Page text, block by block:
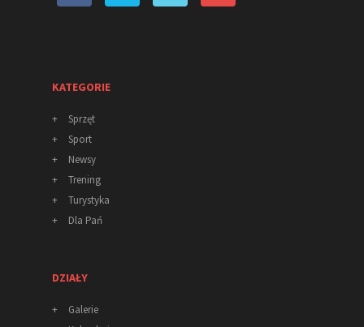
KATEGORIE
+
Sprzęt
+
Sport
+
Newsy
+
Trening
+
Turystyka
+
Dla Pań
DZIAŁY
+
Galerie